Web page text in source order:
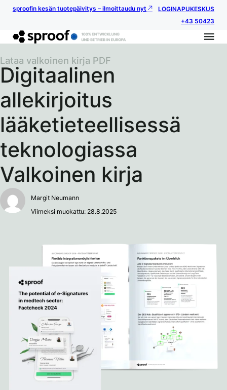
sproofin kesän tuotepäivitys – ilmoittaudu nyt LOGINAPUKESKUS
+43 50423
Digitaalinen
allekirjoitus
lääketieteellisessä
teknologiassa
Valkoinen kirja
Lataa valkoinen kirja PDF
Margit Neumann
Viimeksi muokattu: 28.8.2025